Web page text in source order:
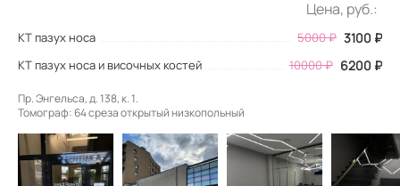
Цена, руб.:
КТ пазух носа 5000₽ 3100 ₽
КТ пазух носа и височных костей 10000 ₽ 6200 ₽
Пр. Энгельса, д. 138, к. 1.
Томограф: 64 среза открытый низкопольный